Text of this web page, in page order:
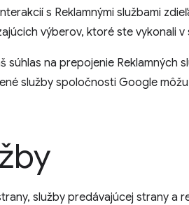
s Reklamnými službami
výberov, ktoré ste vykonali
na prepojenie Reklamných
služby spoločnosti Google
služby predávajúcej strany a